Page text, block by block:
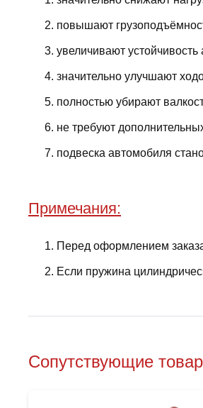
повышают
увеличивают
значительно улучшают
полностью убирают
не требуют
подвеска автомобиля
Примечания:
Перед оформлением
Если пружина
Сопутствующие